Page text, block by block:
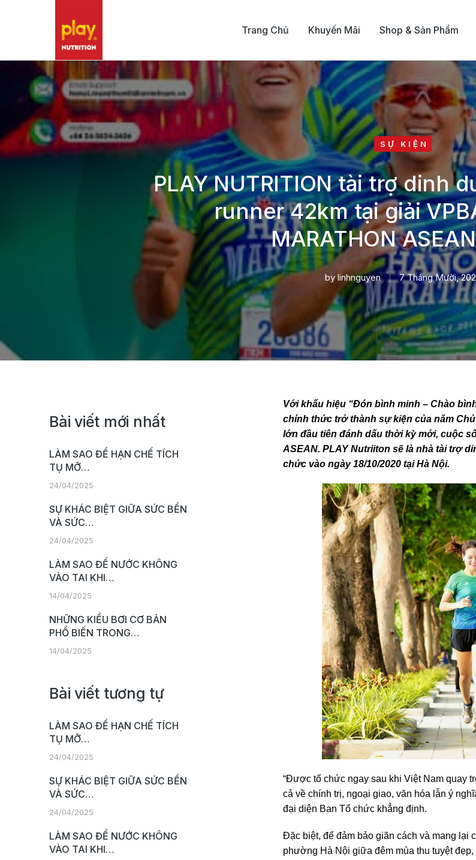
Trang Chủ Khuyến Mãi Shop & Sản Phẩm
SỰ KIỆN
PLAY NUTRITION tài trợ dinh
runner 42km tại giải
MARATHON
bylinhnguyen 7 Tháng Mười,
Bài viết mới nhất
LÀM SAO ĐỂ HẠN CHẾ TÍCH
TỤ MỠ…
24/04/2025
SỰ KHÁC BIỆT GIỮA SỨC BỀN
VÀ SỨC…
24/04/2025
LÀM SAO ĐỂ NƯỚC KHÔNG
VÀO TAI KHI…
14/04/2025
NHỮNG KIỂU BƠI CƠ BẢN
PHỔ BIẾN TRONG…
14/04/2025
Bài viết tương tự
LÀM SAO ĐỂ HẠN CHẾ TÍCH
TỤ MỠ…
24/04/2025
SỰ KHÁC BIỆT GIỮA SỨC BỀN
VÀ SỨC…
24/04/2025
LÀM SAO ĐỂ NƯỚC KHÔNG
VÀO TAI KHI…
Với khẩu hiệu “Đón bình minh – Chào
chính thức trở thành sự kiện của năm
lớn đầu tiên đánh dấu thời kỳ mới, cuộc
ASEAN. PLAY Nutriiton sẽ là nhà tài trợ
chức vào ngày 18/10/2020 tại Hà Nội.
“Được tổ chức ngay sau khi Việt Nam quay
cả về chính trị, ngoại giao, văn hóa lẫn ý
đại diện Ban Tổ chức khẳng định.
Đặc biệt, để đảm bảo giãn cách và mang
phường Hà Nội giữa đêm mùa thu tuyệt